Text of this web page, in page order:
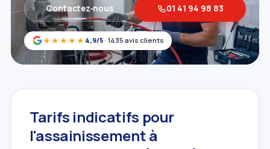
★★★★★ 4,9/5 · 1435 avis clients
Contactez‑nous 01 41 94 98 83
Tarifs indicatifs pour
l'assainissement à